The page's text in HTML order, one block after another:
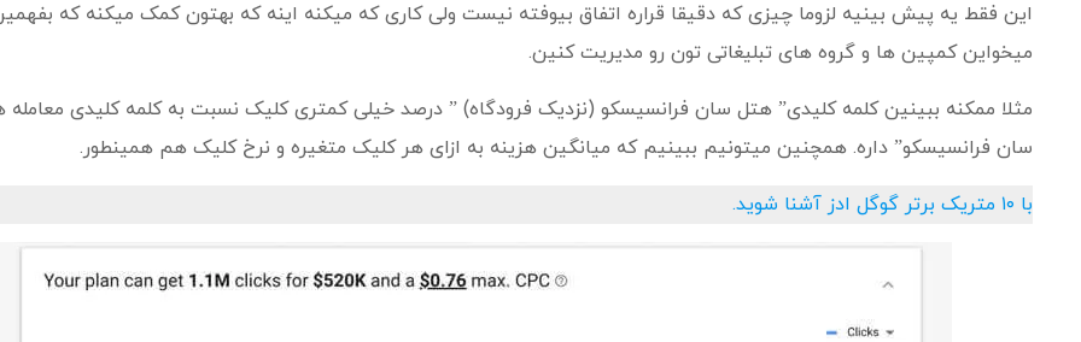
این فقط یه پیش بینیه لزوما چیزی که دقیقا قراره اتفاق بیوفته نیست ولی کاری که میکنه اینه که بهتون کمک میکنه که
میخواین کمپین ها و گروه های تبلیغاتی تون رو مدیریت کنین.
مثلا ممکنه ببینین کلمه کلیدی” هتل سان فرانسیسکو (نزدیک فرودگاه) ” درصد خیلی کمتری کلیک نسبت به کلمه کلیدی
سان فرانسیسکو” داره. همچنین میتونیم ببینیم که میانگین هزینه به ازای هر کلیک متغیره و نرخ کلیک هم همینطور.
با ۱۰ متریک برتر گوگل ادز آشنا شوید.